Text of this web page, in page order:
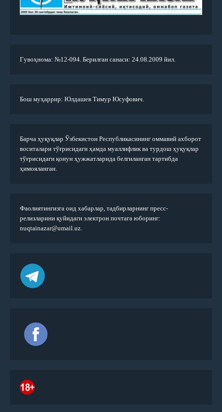
Гувоҳнома: №12-094. Берилган санаси: 24.08.2009 йил.
Бош муҳаррир: Юлдашев Тимур Юсуфович.
Барча ҳуқуқлар Ўзбекистон Республикасининг оммавий ахборот
воситалари тўғрисидаги ҳамда муаллифлик ва турдош ҳуқуқлар
тўғрисидаги қонун ҳужжатларида белгиланган тартибда
ҳимояланган.
Фаолиятингизга оид хабарлар, тадбирларнинг пресс-
релизларини қуйидаги электрон почтага юборинг:
nuqtainazar@umail.uz.